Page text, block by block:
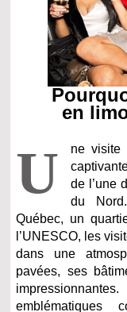
en
U
ne visite
de l’une
du
Québec, un
l’UNESCO, les
dans une
pavées, ses
emblématiques